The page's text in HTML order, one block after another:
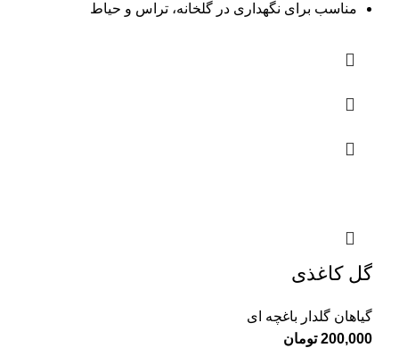
مناسب برای نگهداری در گلخانه، تراس و حیاط
گل کاغذی
گیاهان گلدار باغچه ای
200,000 تومان